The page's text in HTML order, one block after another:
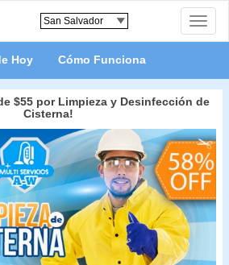
Toggle
Hoy Cómo Funciona
$55 por Limpieza y Desinfección de
Cisterna!